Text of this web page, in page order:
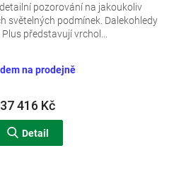
R
na prodejně
37 416 Kč
Detail
pozorování na jakoukoliv
světelných podmínek. Dalekohledy
představují vrchol...